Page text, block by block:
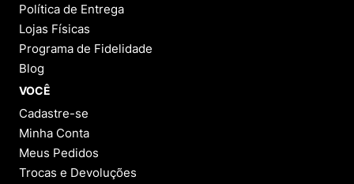
Política de Entrega
Lojas Físicas
Programa de Fidelidade
Blog
VOCÊ
Cadastre-se
Minha Conta
Meus Pedidos
Trocas e Devoluções